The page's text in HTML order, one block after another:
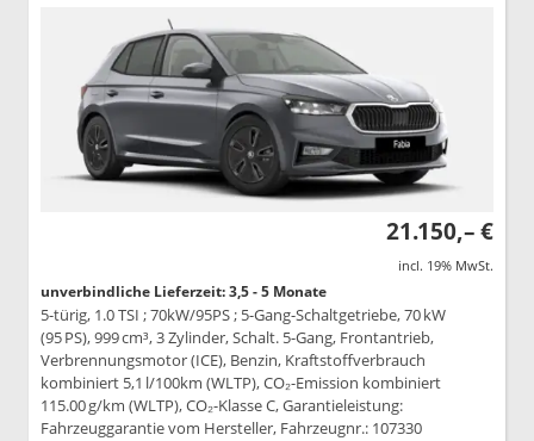
21.150,– €
incl. 19% MwSt.
unverbindliche Lieferzeit: 3,5 - 5 Monate
5-türig, 1.0 TSI ; 70kW/95PS ; 5-Gang-Schaltgetriebe, 70 kW
(95 PS), 999 cm³, 3 Zylinder, Schalt. 5-Gang, Frontantrieb,
Verbrennungsmotor (ICE), Benzin, Kraftstoffverbrauch
kombiniert 5,1 l/100km (WLTP), CO₂-Emission kombiniert
115.00 g/km (WLTP), CO₂-Klasse C, Garantieleistung:
Fahrzeuggarantie vom Hersteller, Fahrzeugnr.: 107330